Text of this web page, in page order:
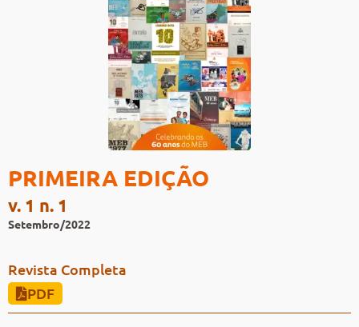
PRIMEIRA EDIÇÃO
v. 1 n. 1
Setembro/2022
Revista Completa
PDF